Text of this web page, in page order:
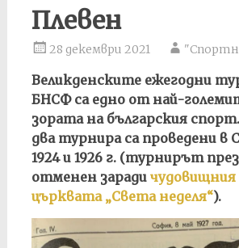
Плевен
28 декември 2021
Великденските ежегодни
БНСФ са едно от най-
зората на българския
два турнира са проведени в
1924 и 1926 г. (турнирът през
отменен заради
църквата „Света неделя“).